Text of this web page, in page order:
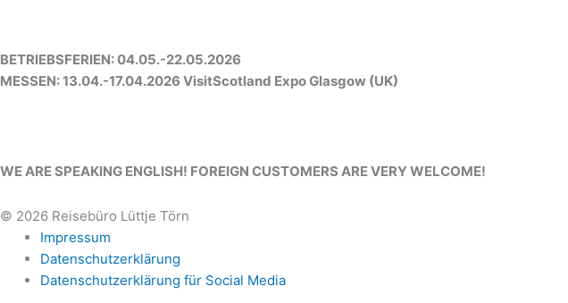
BETRIEBSFERIEN: 04.05.-22.05.2026
MESSEN: 13.04.-17.04.2026 VisitScotland Expo Glasgow (UK)
WE ARE SPEAKING ENGLISH! FOREIGN CUSTOMERS ARE VERY WELCOME!
© 2026 Reisebüro Lüttje Törn
Impressum
Datenschutzerklärung
Datenschutzerklärung für Social Media